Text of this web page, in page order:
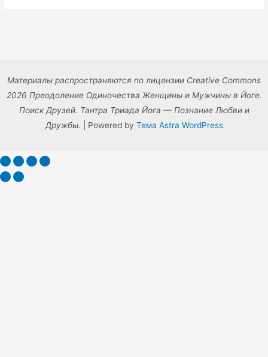
Материалы распространяются по лицензии Creative Commons
2026 Преодоление Одиночества Женщины и Мужчины в Йоге.
Поиск Друзей. Тантра Триада Йога — Познание Любви и
Дружбы. | Powered by Тема Astra WordPress